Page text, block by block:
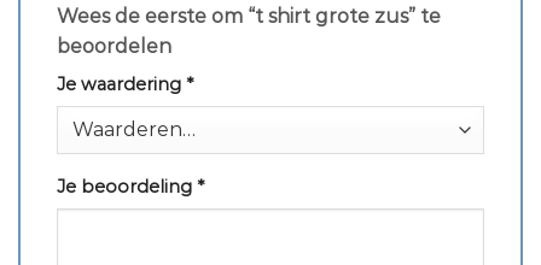
Wees de eerste om “t shirt grote zus” te
beoordelen
Je waardering *
Je beoordeling *